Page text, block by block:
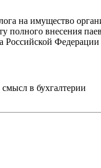
на имущество
внесения
Российской
в бухгалтерии